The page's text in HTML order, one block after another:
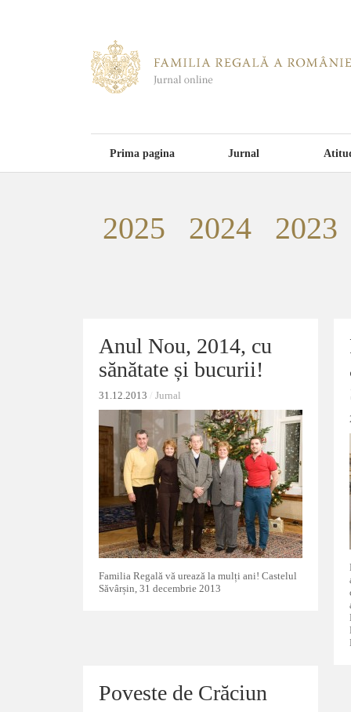
Prima pagina Jurnal
2025 2024 2023
Anul Nou, 2014, cu
sănătate și bucurii!
31.12.2013 Jurnal
Familia Regală vă urează la mulți ani! Castelul
Săvârșin, 31 decembrie 2013
Anul Nou, 2014, cu
sănătate și bucurii!
31.12.2013 Jurnal
Poveste de Crăciun
Poveste de Crăciun